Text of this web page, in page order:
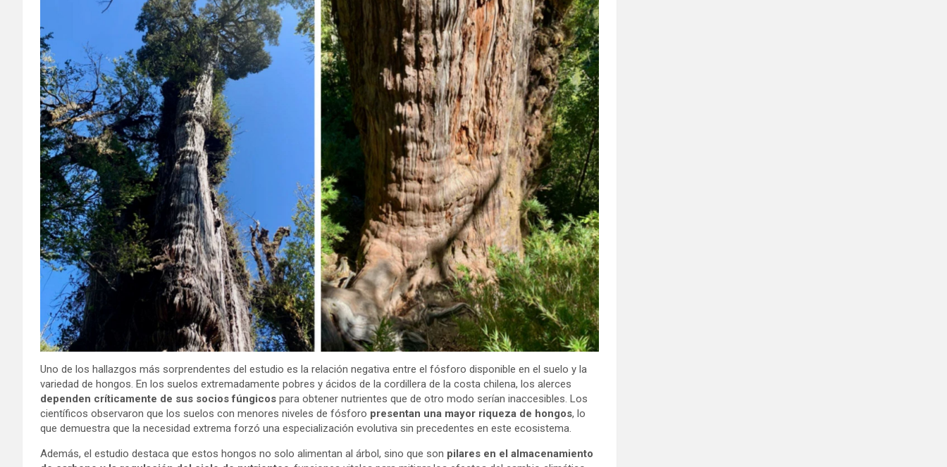
Uno de los hallazgos más sorprendentes del estudio es la relación negativa entre el fósforo disponible en el suelo y la
variedad de hongos. En los suelos extremadamente pobres y ácidos de la cordillera de la costa chilena, los alerces
dependen críticamente de sus socios fúngicos para obtener nutrientes que de otro modo serían inaccesibles. Los
científicos observaron que los suelos con menores niveles de fósforo presentan una mayor riqueza de hongos, lo
que demuestra que la necesidad extrema forzó una especialización evolutiva sin precedentes en este ecosistema.
Además, el estudio destaca que estos hongos no solo alimentan al árbol, sino que son pilares en el almacenamiento